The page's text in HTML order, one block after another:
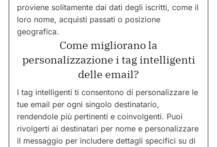
proviene solitamente dai dati degli iscritti, come il
loro nome, acquisti passati o posizione
geografica.
Come migliorano la
personalizzazione i tag intelligenti
delle email?
I tag intelligenti ti consentono di personalizzare le
tue email per ogni singolo destinatario,
rendendole più pertinenti e coinvolgenti. Puoi
rivolgerti ai destinatari per nome e personalizzare
il messaggio per includere dettagli specifici su di